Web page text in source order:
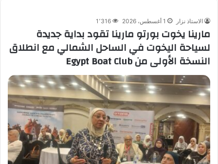
الاستاذ نزار 1 أغسطس، 2026 1٬316
مارينا يخوت بورتو مارينا تقود بداية جديدة
لسياحة اليخوت في الساحل الشمالي مع انطلاق
النسخة الأولى من Egypt Boat Club